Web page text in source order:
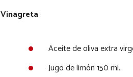
Vinagreta
Aceite de oliva extra
Jugo de limón 150 ml.